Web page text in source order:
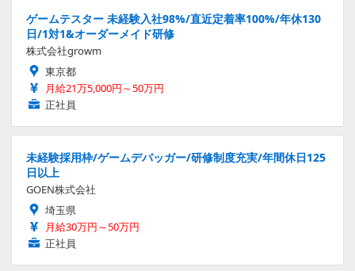
ゲームテスター 未経験入社98%/直近定着率100%/年休130
日/1対1&オーダーメイド研修
株式会社growm
東京都
月給21万5,000円～50万円
正社員
未経験採用枠/ゲームデバッガー/研修制度充実/年間休日125
日以上
GOEN株式会社
埼玉県
月給30万円～50万円
正社員